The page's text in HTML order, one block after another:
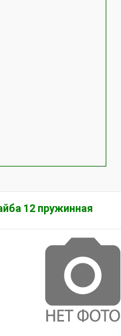
12 пружинная